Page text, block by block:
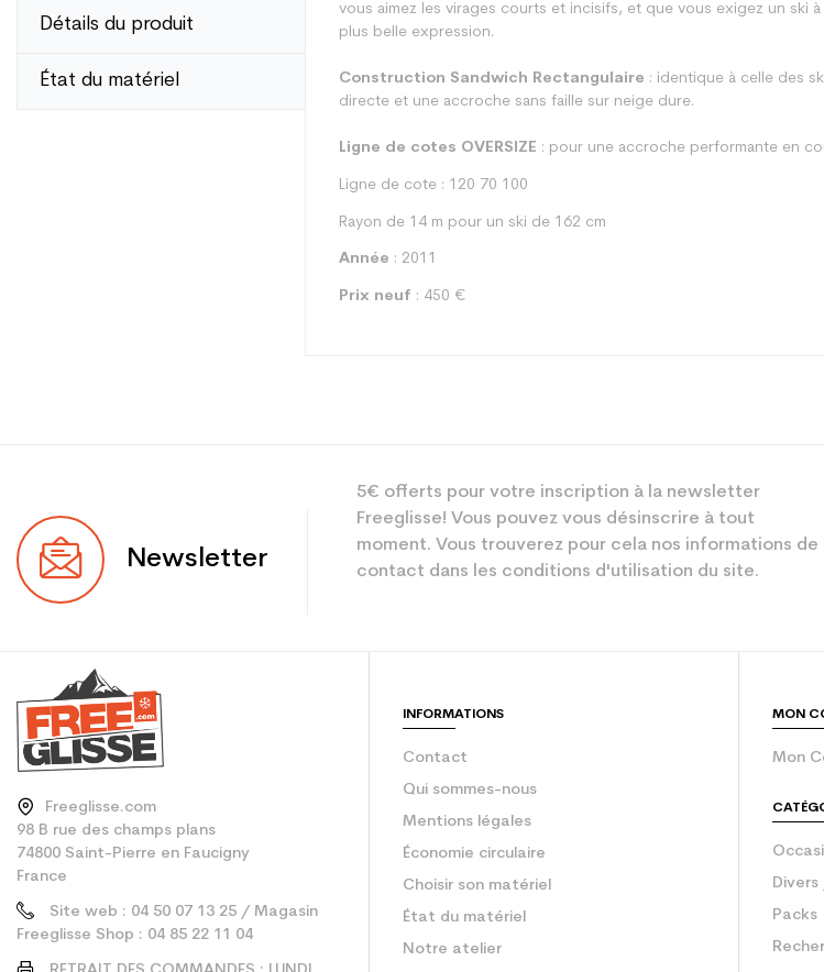
Détails du produit
État du matériel
vous aimez les virages courts et incisifs, et que vous exigez un ski
plus belle expression.
Construction Sandwich Rectangulaire : identique à celle des
directe et une accroche sans faille sur neige dure.
Ligne de cotes OVERSIZE : pour une accroche performante en
Ligne de cote : 120 70 100
Rayon de 14 m pour un ski de 162 cm
Année : 2011
Prix neuf : 450 €
Utilisateur
Niveau
Type de produit
Newsletter
5€ offerts pour votre inscription à la newsletter
Freeglisse! Vous pouvez vous désinscrire à tout
moment. Vous trouverez pour cela nos informations de
contact dans les conditions d'utilisation du site.
Freeglisse.com
98 B rue des champs plans
74800 Saint-Pierre en Faucigny
France
Site web : 04 50 07 13 25 / Magasin
Freeglisse Shop : 04 85 22 11 04
INFORMATIONS
Contact
Qui sommes-nous
Mentions légales
Économie circulaire
Choisir son matériel
État du matériel
Notre atelier
MON
Mon
Packs